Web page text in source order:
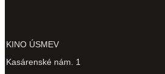
KINO ÚSMEV
Kasárenské nám. 1